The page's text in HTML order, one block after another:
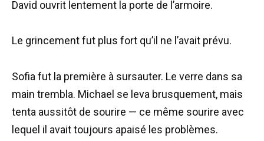
David ouvrit lentement la porte de l’armoire.
Le grincement fut plus fort qu’il ne l’avait prévu.
Sofia fut la première à sursauter. Le verre dans sa
main trembla. Michael se leva brusquement, mais
tenta aussitôt de sourire — ce même sourire avec
lequel il avait toujours apaisé les problèmes.